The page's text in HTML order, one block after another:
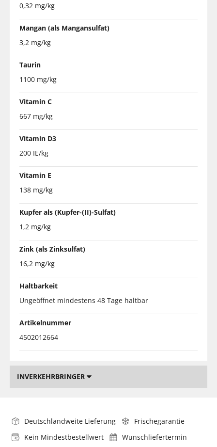
0,32 mg/kg
Mangan (als Mangansulfat)
3,2 mg/kg
Taurin
1100 mg/kg
Vitamin C
667 mg/kg
Vitamin D3
200 IE/kg
Vitamin E
138 mg/kg
Kupfer als (Kupfer-(II)-Sulfat)
1,2 mg/kg
Zink (als Zinksulfat)
16,2 mg/kg
Haltbarkeit
Ungeöffnet mindestens 48 Tage haltbar
Artikelnummer
4502012664
INVERKEHRBRINGER
Deutschlandweite Lieferung
Frischegarantie
Kein Mindestbestellwert
Wunschliefertermin